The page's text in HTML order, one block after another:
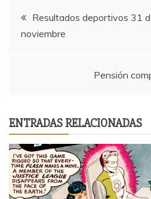
Navegación
de
Resultados deportivos 31
noviembre
Pensión
ENTRADAS RELACIONADAS